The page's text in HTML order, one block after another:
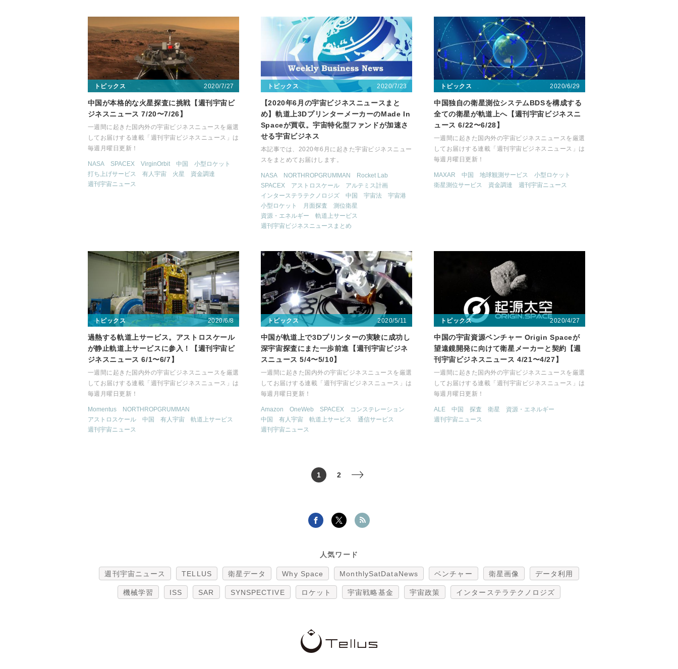
トピックス 2020/7/27
中国が本格的な火星探査に挑戦【週刊宇宙ビ
ジネスニュース 7/20〜7/26】
一週間に起きた国内外の宇宙ビジネスニュースを厳選
してお届けする連載「週刊宇宙ビジネスニュース」は
毎週月曜日更新！
NASA SPACEX VirginOrbit 中国
小型ロケット
打ち上げサービス
有人宇宙 火星
資金調達
週刊宇宙ニュース
トピックス 2020/7/23
【2020年6月の宇宙ビジネスニュースまと
め】軌道上3DプリンターメーカーのMade In
Spaceが買収。宇宙特化型ファンドが加速さ
せる宇宙ビジネス
本記事では、2020年6月に起きた宇宙ビジネスニュー
スをまとめてお届けします。
NASA NORTHROPGRUMMAN
Rocket Lab
SPACEX
アストロスケール
アルテミス計画
インターステラテクノロジズ
中国 宇宙法
宇宙港
小型ロケット
月面探査
測位衛星
資源・エネルギー
軌道上サービス
週刊宇宙ビジネスニュースまとめ
トピックス 2020/6/29
中国独自の衛星測位システムBDSを構成する
全ての衛星が軌道上へ【週刊宇宙ビジネスニ
ュース 6/22〜6/28】
一週間に起きた国内外の宇宙ビジネスニュースを厳選
してお届けする連載「週刊宇宙ビジネスニュース」は
毎週月曜日更新！
MAXAR 中国 地球観測サービス
小型ロケット
衛星測位サービス
資金調達 週刊宇宙ニュース
トピックス 2020/6/8
過熱する軌道上サービス。アストロスケール
が静止軌道上サービスに参入！【週刊宇宙ビ
ジネスニュース 6/1〜6/7】
一週間に起きた国内外の宇宙ビジネスニュースを厳選
してお届けする連載「週刊宇宙ビジネスニュース」は
毎週月曜日更新！
Momentus
NORTHROPGRUMMAN
アストロスケール
中国 有人宇宙
軌道上サービス
週刊宇宙ニュース
トピックス 2020/5/11
中国が軌道上で3Dプリンターの実験に成功し
深宇宙探査にまた一歩前進【週刊宇宙ビジネ
スニュース 5/4〜5/10】
一週間に起きた国内外の宇宙ビジネスニュースを厳選
してお届けする連載「週刊宇宙ビジネスニュース」は
毎週月曜日更新！
Amazon OneWeb SPACEX
コンステレーション
中国
有人宇宙 軌道上サービス
通信サービス
週刊宇宙ニュース
トピックス 2020/4/27
中国の宇宙資源ベンチャー Origin Spaceが
望遠鏡開発に向けて衛星メーカーと契約【週
刊宇宙ビジネスニュース 4/21〜4/27】
一週間に起きた国内外の宇宙ビジネスニュースを厳選
してお届けする連載「週刊宇宙ビジネスニュース」は
毎週月曜日更新！
ALE 中国 探査 衛星
資源・エネルギー
週刊宇宙ニュース
1 2 >
人気ワード
週刊宇宙ニュース TELLUS 衛星データ Why Space MonthlySatDataNews ベンチャー 衛星画像 データ利用
機械学習 ISS SAR SYNSPECTIVE ロケット 宇宙戦略基金 宇宙政策 インターステラテクノロジズ